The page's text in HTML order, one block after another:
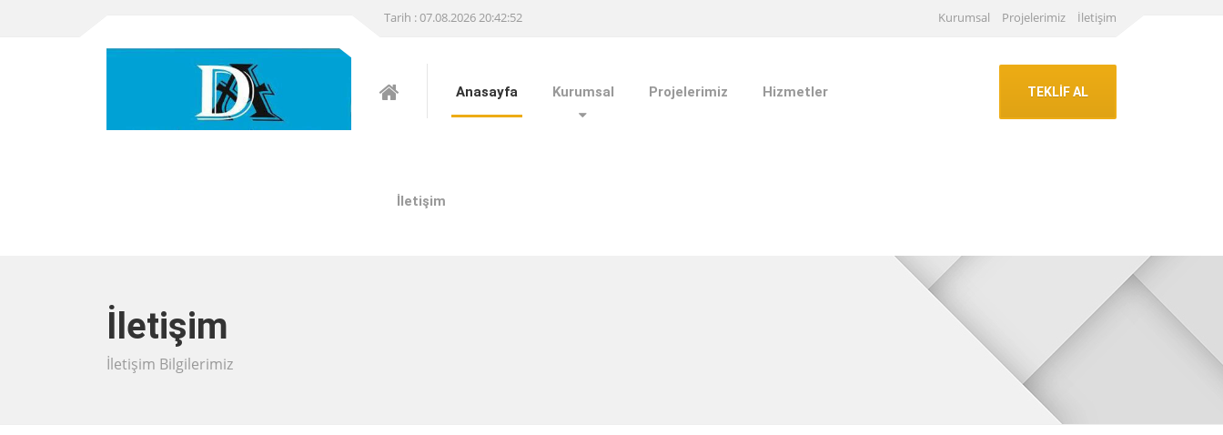
Tarih : 07.08.2026 20:42:52 Kurumsal Projelerimiz İletişim
Anasayfa Kurumsal Projelerimiz Hizmetler
İletişim
TEKLİF AL
İletişim
İletişim Bilgilerimiz